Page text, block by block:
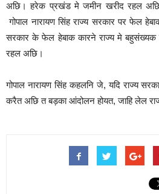
अछि। हरेक प्रखंड मे जमीन खरीद रहल अछि
गोपाल नारायण सिंह राज्य सरकार पर फेल
सरकार के फेल हेबाक कारने राज्य मे
रहल अछि।
गोपाल नारायण सिंह कहलनि जे, यदि राज्य
करैत अछि त बड़का आंदोलन होयत, जाहि लेल